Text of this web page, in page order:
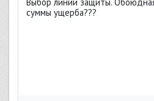
суммы ущерба???